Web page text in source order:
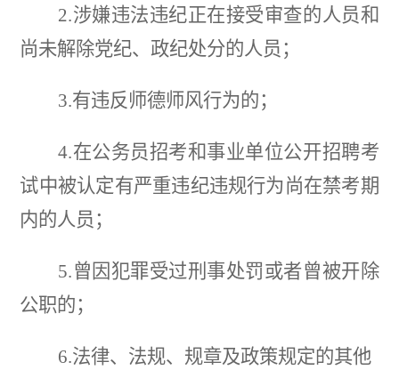
2.涉嫌违法违纪正在接受审查的人员和
尚未解除党纪、政纪处分的人员；
3.有违反师德师风行为的；
4.在公务员招考和事业单位公开招聘考
试中被认定有严重违纪违规行为尚在禁考期
内的人员；
5.曾因犯罪受过刑事处罚或者曾被开除
公职的；
6.法律、法规、规章及政策规定的其他